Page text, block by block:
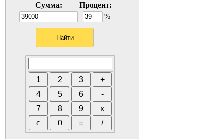
Сумма:
Процент:
%